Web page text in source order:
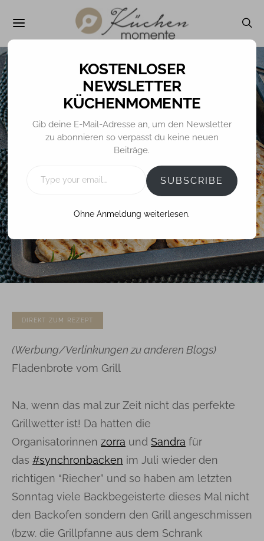
Fladenbrote vom
Grill
24. JULI 2019 TINA
DIREKT ZUM REZEPT
(Werbung/Verlinkungen zu anderen Blogs)
Fladenbrote vom Grill
Na, wenn das mal zur Zeit nicht das perfekte
Grillwetter ist! Da hatten die
Organisatorinnen zorra und Sandra für
das #synchronbacken im Juli wieder den
richtigen “Riecher” und so haben am letzten
Sonntag viele Backbegeisterte dieses Mal nicht
den Backofen sondern den Grill angeschmissen
(bzw. die Grillpfanne aus dem Schrank
NEWSLETTER
KÜCHENMOMENTE
Gib deine E-Mail-Adresse an, um den Newsletter
zu abonnieren so verpasst du keine neuen
Beiträge.
YOUR
EMAIL…
SUBSCRIBE
Ohne Anmeldung weiterlesen.